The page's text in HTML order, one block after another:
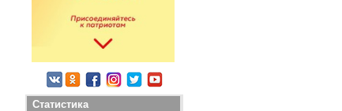
Статистика